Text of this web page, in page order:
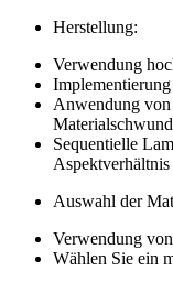
Herstellung:
Verwendung
Anwendung
Materialschwund
Sequentielle
Auswahl der
Verwendung
Wählen Sie ein